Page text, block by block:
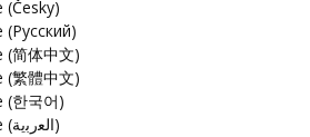
(Česky)
(Русский)
(简体中文)
(繁體中文)
(한국어)
X100-4K User Guide (ﺍﻟﻌﺭﺑﻳﺔ)